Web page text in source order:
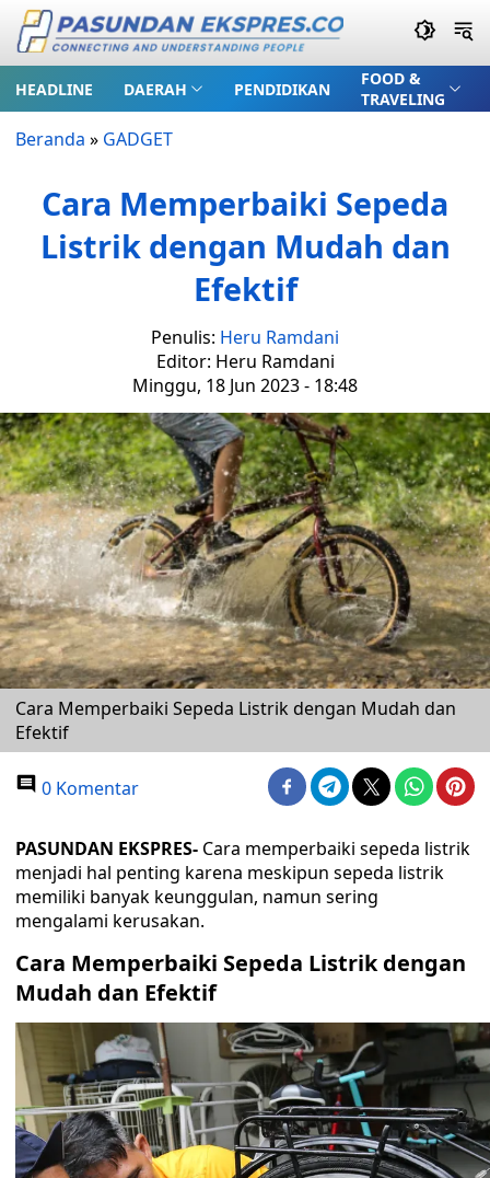
HEADLINE DAERAH PENDIDIKAN
FOOD &
TRAVELING
Beranda » GADGET
Cara Memperbaiki Sepeda
Listrik dengan Mudah dan
Efektif
Penulis: Heru Ramdani
Editor: Heru Ramdani
Minggu, 18 Jun 2023 - 18:48
Cara Memperbaiki Sepeda Listrik dengan Mudah dan
Efektif
0 Komentar
PASUNDAN EKSPRES- Cara memperbaiki sepeda listrik
menjadi hal penting karena meskipun sepeda listrik
memiliki banyak keunggulan, namun sering
mengalami kerusakan.
Cara Memperbaiki Sepeda Listrik dengan
Mudah dan Efektif